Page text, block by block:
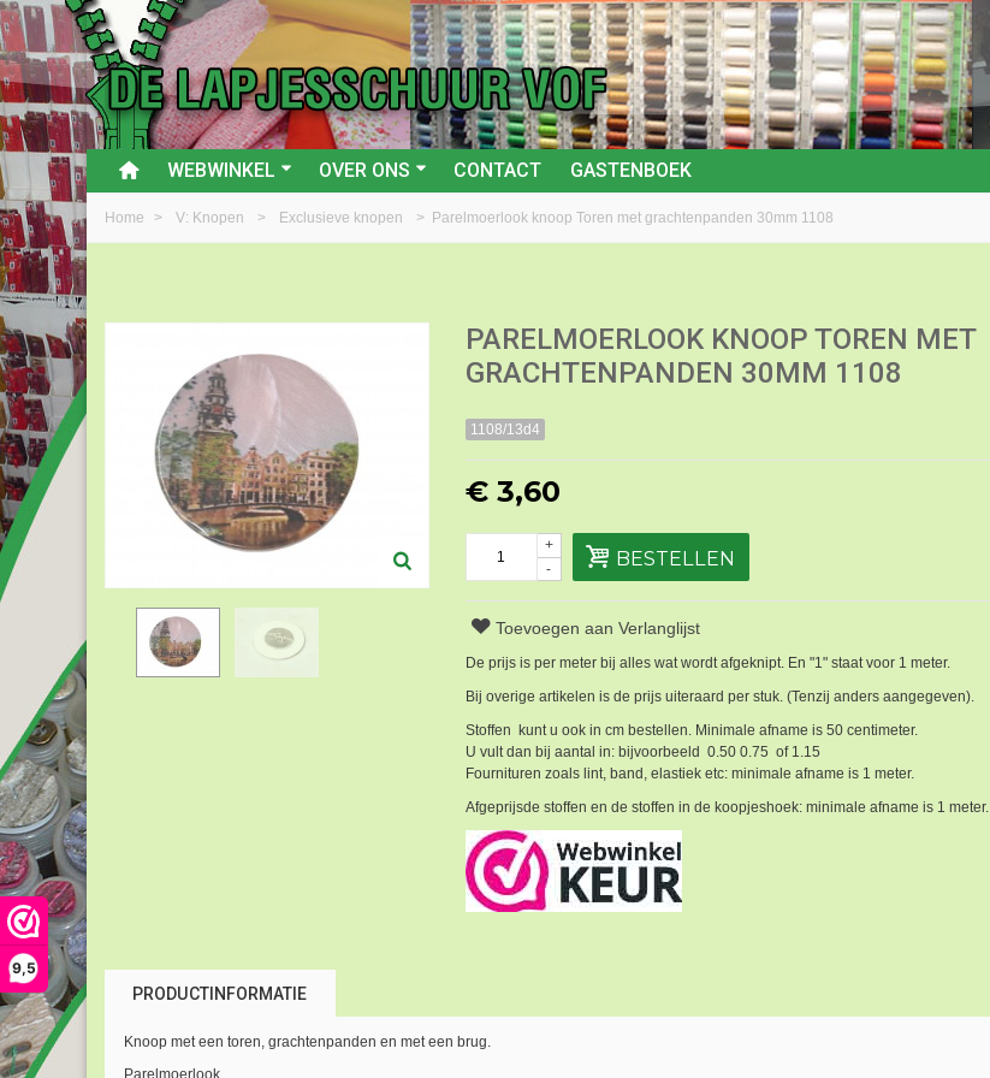
9,5
WEBWINKEL OVER ONS CONTACT GASTENBOEK
Home > V: Knopen > Exclusieve knopen > Parelmoerlook knoop Toren met grachtenpanden 30mm 1108
PARELMOERLOOK KNOOP TOREN MET
GRACHTENPANDEN 30MM 1108
1108/13d4
€ 3,60
-
+
BESTELLEN
Toevoegen aan Verlanglijst
De prijs is per meter bij alles wat wordt afgeknipt. En "1" staat voor 1 meter.
Bij overige artikelen is de prijs uiteraard per stuk. (Tenzij anders aangegeven).
Stoffen kunt u ook in cm bestellen. Minimale afname is 50 centimeter.
U vult dan bij aantal in: bijvoorbeeld 0.50 0.75 of 1.15
Fournituren zoals lint, band, elastiek etc: minimale afname is 1 meter.
Afgeprijsde stoffen en de stoffen in de koopjeshoek: minimale afname is 1 meter.
PRODUCTINFORMATIE
Knoop met een toren, grachtenpanden en met een brug.
Parelmoerlook